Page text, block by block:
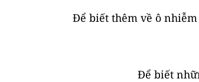
Để biết thêm về ô
Để biết